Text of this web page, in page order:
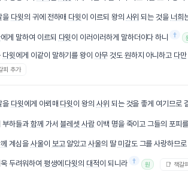
을 다윗의 귀에 전하매 다윗 이 이르되 왕의 사위 되는 것을 너희
에게 말하여 이르되 다윗 이 이러이러하게 말하더이다 하니 †
다윗 에게 이같이 말하기를 왕이 아무것도 원하지 아니하고 다만
피 추가
을 다윗 에게 아뢰매 다윗 이 왕의 사위 되는 것을 좋게 여기므로
부하들과 함께 가서블레셋 사람 이백 명을 죽이고 그들의 포피
계심을 사울이 보고알았고사울의 딸 미갈도 그를 사랑하므로
두려워하여 평생에 다윗의 대적이 되니라 † 원 📑 책갈